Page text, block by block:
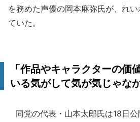
を務めた声優の岡本麻弥氏が、れ
ていた。
「作品やキャラクターの価
いる気がして気が気じゃな
同党の代表・山本太郎氏は18日